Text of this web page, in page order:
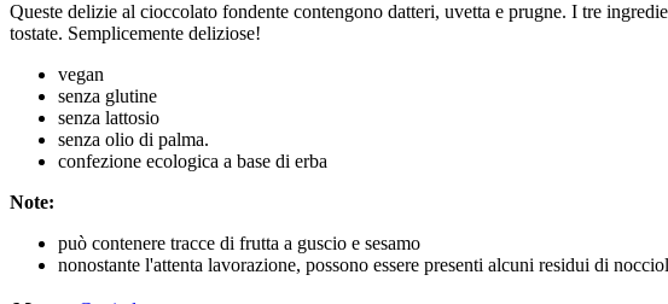
Queste delizie al cioccolato fondente contengono datteri, uvetta e prugne. I tre
tostate. Semplicemente deliziose!
vegan
senza glutine
senza lattosio
senza olio di palma.
confezione ecologica a base di erba
Note:
può contenere tracce di frutta a guscio e sesamo
nonostante l'attenta lavorazione, possono essere presenti alcuni residui di